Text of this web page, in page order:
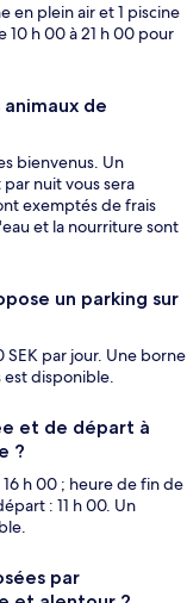
en plein air et 1 piscine
10 h 00 à 21 h 00 pour
de
bienvenus. Un
nuit vous sera
exemptés de frais
et la nourriture sont
un parking sur
par jour. Une borne
disponible.
et de départ à
?
h 00 ; heure de fin de
: 11 h 00. Un
par